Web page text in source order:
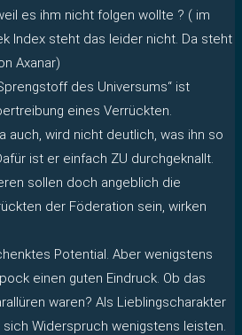
es ihm nicht folgen wollte ? ( im
Index steht das leider nicht. Da steht
Axanar)
des Universums“ ist
eines Verrückten.
auch, wird nicht deutlich, was ihn so
ist er einfach ZU durchgeknallt.
sollen doch angeblich die
der Föderation sein, wirken
Potential. Aber wenigstens
einen guten Eindruck. Ob das
waren? Als Lieblingscharakter
Widerspruch wenigstens leisten.